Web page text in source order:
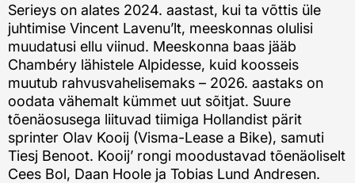
Serieys on alates 2024. aastast, kui ta võttis üle
juhtimise Vincent Lavenu’lt, meeskonnas olulisi
muudatusi ellu viinud. Meeskonna baas jääb
Chambéry lähistele Alpidesse, kuid koosseis
muutub rahvusvahelisemaks – 2026. aastaks on
oodata vähemalt kümmet uut sõitjat. Suure
tõenäosusega liituvad tiimiga Hollandist pärit
sprinter Olav Kooij (Visma-Lease a Bike), samuti
Tiesj Benoot. Kooij’ rongi moodustavad tõenäoliselt
Cees Bol, Daan Hoole ja Tobias Lund Andresen.